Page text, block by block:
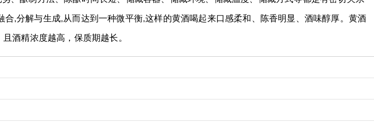
,分解与生成,从而达到一种微平衡,这样的黄酒喝起来口感柔和、陈香明显、酒味醇厚。黄酒
酒精浓度越高，保质期越长。